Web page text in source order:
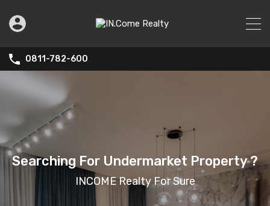
0811-782-600
Searching For Undermarket Property ?
INCOME Realty For Sure